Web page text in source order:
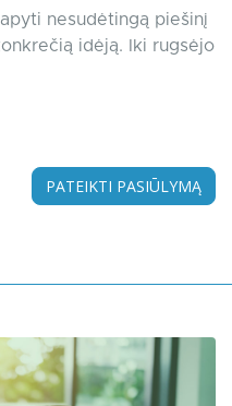
nesudėtingą piešinį
idėją. Iki rugsėjo
PATEIKTI PASIŪLYMĄ